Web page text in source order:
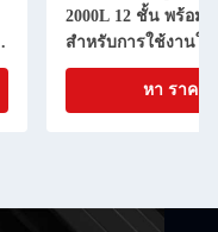
2000L 12 ชั้น พร้อม
สำหรับการใช้งานใ
หา ราคา